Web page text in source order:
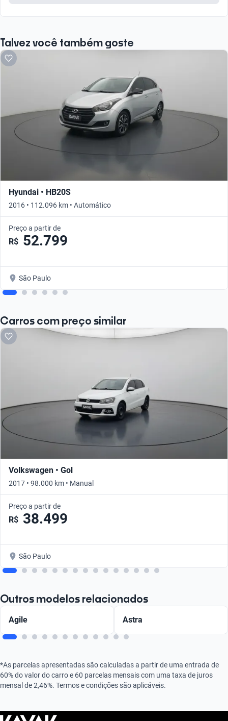
Talvez você também goste
Hyundai • HB20S
2016 • 112.096 km • Automático
Preço a partir de
R$ 52.799
São Paulo
Carros com preço similar
Volkswagen • Gol
2017 • 98.000 km • Manual
Preço a partir de
R$ 38.499
São Paulo
Outros modelos relacionados
Agile Astra
*As parcelas apresentadas são calculadas a partir de uma entrada de
60% do valor do carro e 60 parcelas mensais com uma taxa de juros
mensal de 2,46%. Termos e condições são aplicáveis.